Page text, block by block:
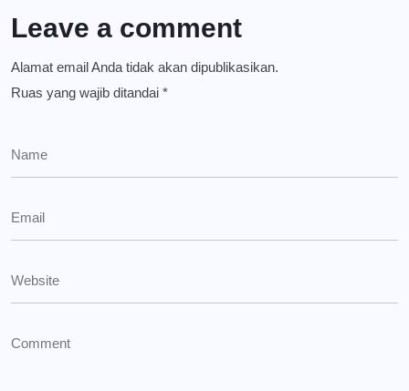
Leave a comment
Alamat email Anda tidak akan dipublikasikan.
Ruas yang wajib ditandai *